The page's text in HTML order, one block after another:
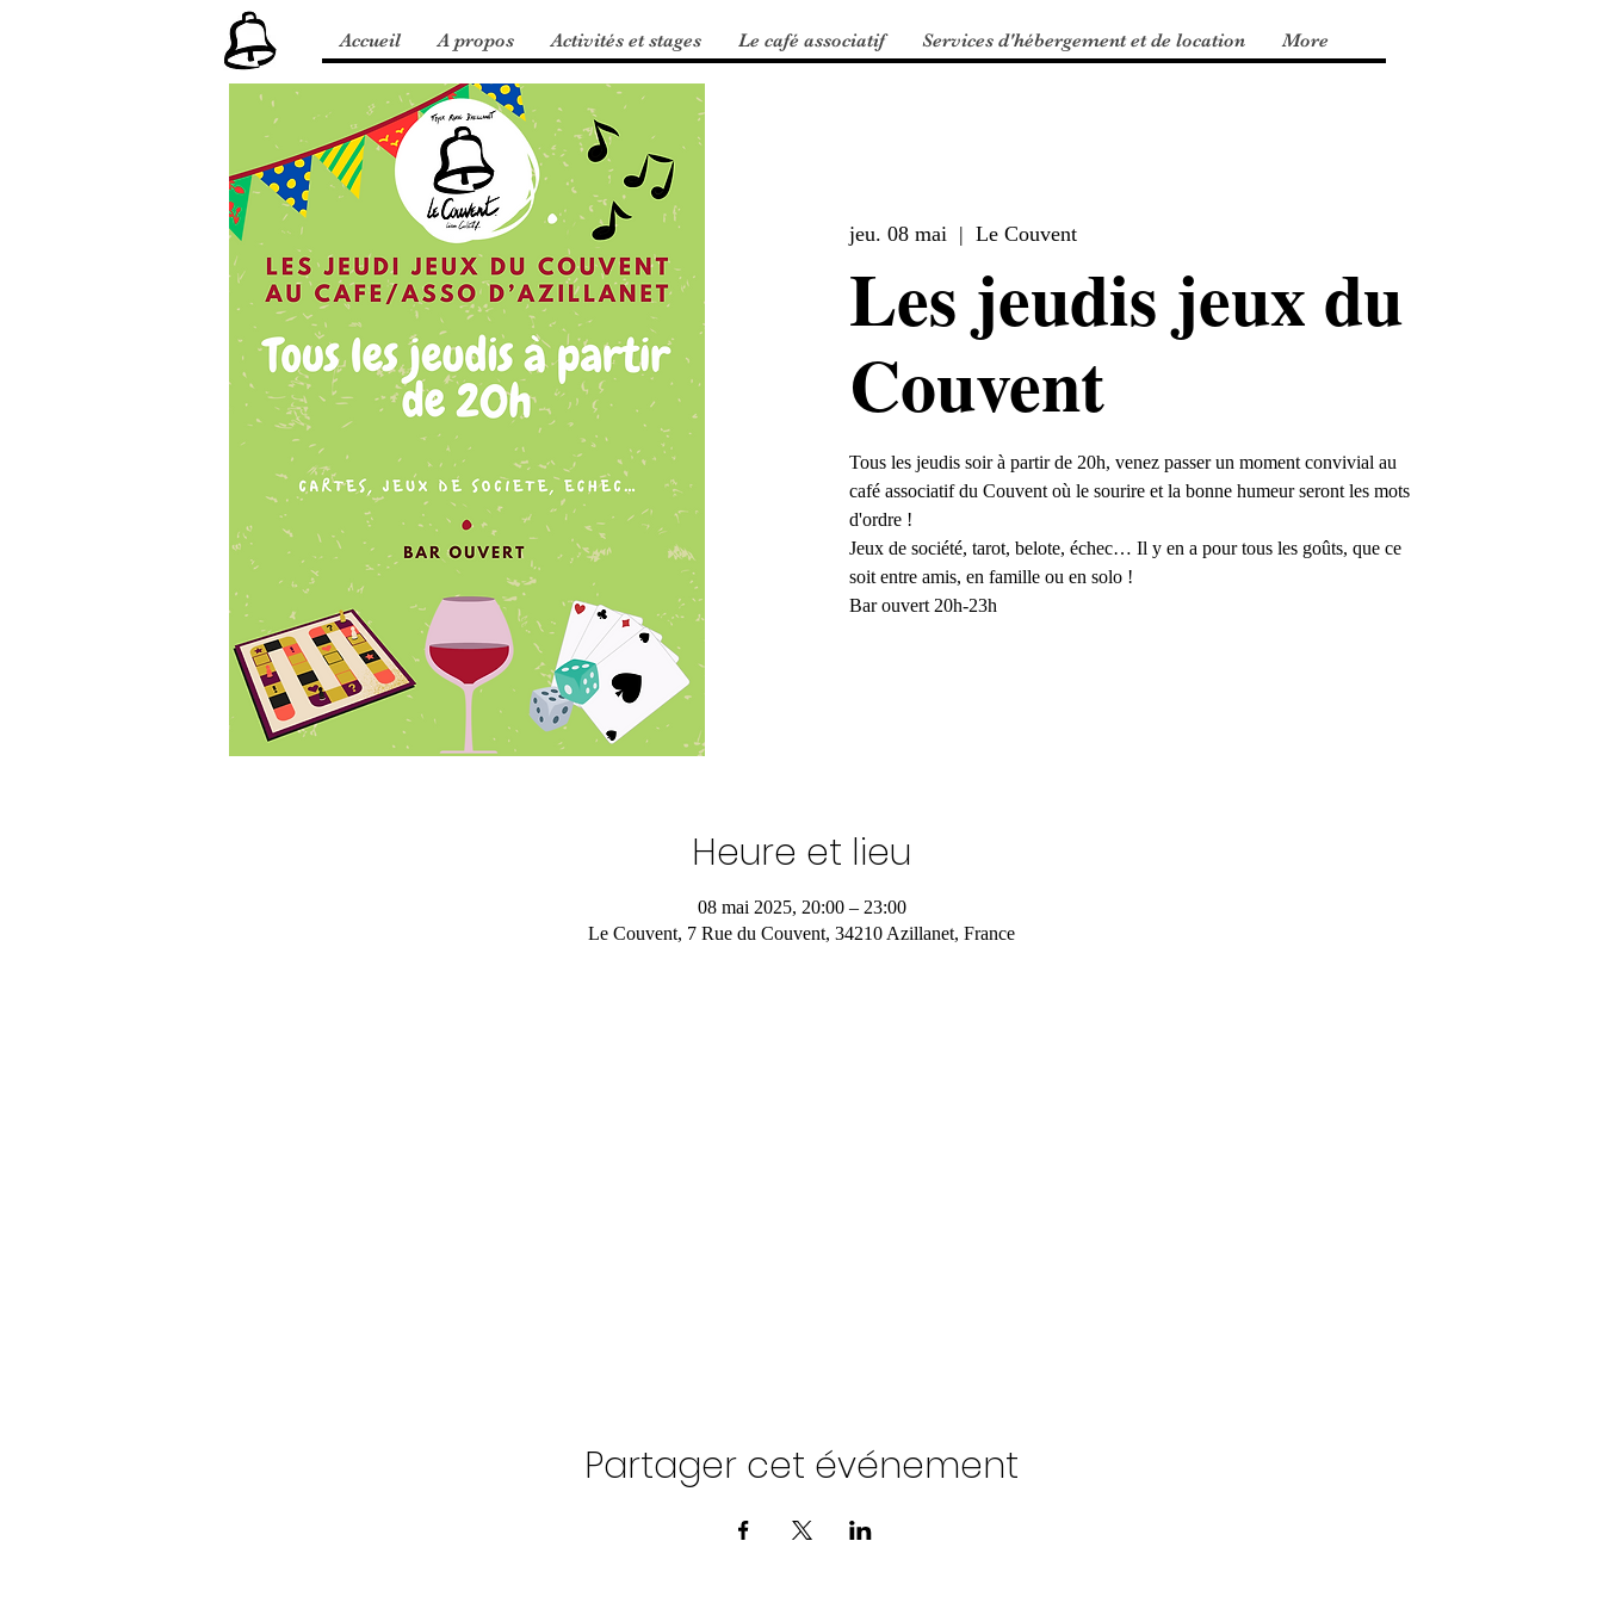
Accueil A propos Activités et stages Le café associatif Services d'hébergement et de location More
jeu. 08 mai
  |
Le Couvent
Les jeudis jeux du
Couvent
Tous les jeudis soir à partir de 20h, venez passer un moment convivial au
café associatif du Couvent où le sourire et la bonne humeur seront les mots
d'ordre !
Jeux de société, tarot, belote, échec… Il y en a pour tous les goûts, que ce
soit entre amis, en famille ou en solo !
Bar ouvert 20h-23h
Heure et lieu
08 mai 2025, 20:00 – 23:00
Le Couvent, 7 Rue du Couvent, 34210 Azillanet, France
Partager cet événement